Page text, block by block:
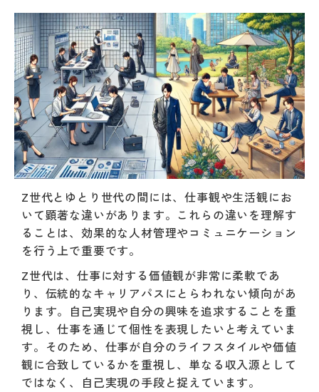
Z世代とゆとり世代の間には、仕事観や生活観にお
いて顕著な違いがあります。これらの違いを理解す
ることは、効果的な人材管理やコミュニケーション
を行う上で重要です。
Z世代は、仕事に対する価値観が非常に柔軟であ
り、伝統的なキャリアパスにとらわれない傾向があ
ります。自己実現や自分の興味を追求することを重
視し、仕事を通じて個性を表現したいと考えていま
す。そのため、仕事が自分のライフスタイルや価値
観に合致しているかを重視し、単なる収入源として
ではなく、自己実現の手段と捉えています。